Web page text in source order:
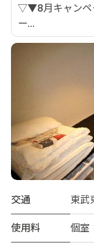
▽▼8月キャンペ
ー...
交通
東武
使用料
個